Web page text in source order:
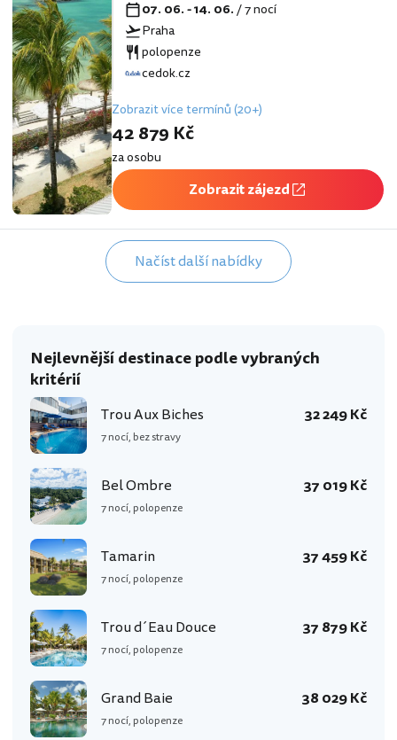
07. 06. - 14. 06./ 7 nocí
Praha
polopenze
cedok.cz
Zobrazit více termínů (20+)
42 879 Kč
za osobu
Zobrazit zájezd
Načíst další nabídky
Nejlevnější destinace podle vybraných
kritérií
Trou Aux Biches
7 nocí, bez stravy
32 249 Kč
Bel Ombre
7 nocí, polopenze
37 019 Kč
Tamarin
7 nocí, polopenze
37 459 Kč
Trou d´Eau Douce
7 nocí, polopenze
37 879 Kč
Grand Baie
7 nocí, polopenze
38 029 Kč